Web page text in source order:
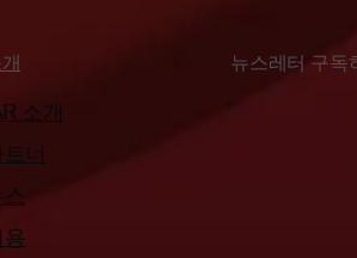
소개
너
스
뉴스레터 구독